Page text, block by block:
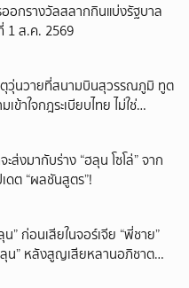
อกรางวัลสลากกินแบ่งรัฐบาล
1 ส.ค. 2569
ตุวุ่นวายที่สนามบินสุวรรณภูมิ ทูต
ข้าใจกฎระเบียบไทย ไม่ใช่
งอย่างเดียว
ะส่งมากับร่าง “ฮลุน โซโล่” จาก
ดต “ผลชันสูตร”!
น” ก่อนเสียในจอร์เจีย “พี่ชาย”
ลุน” หลังสูญเสียหลานอภิชาต